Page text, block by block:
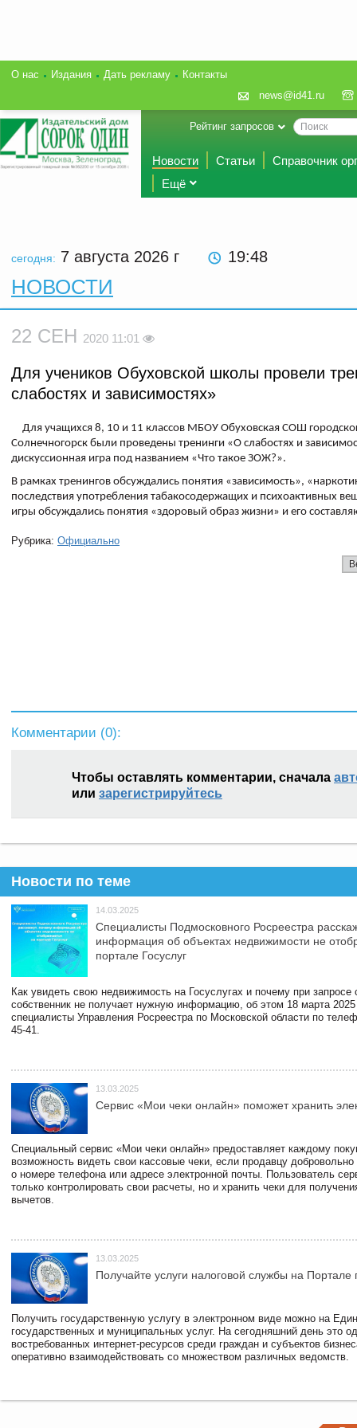
О нас Издания Дать рекламу
Контакты
news@id41.ru
Рейтинг запросов
Новости Статьи
Справочник
Ещё
сегодня: 7 августа 2026 г 19:48
НОВОСТИ
22 СЕН 2020 11:01
Для учеников Обуховской школы провели
слабостях и зависимостях»
Для учащихся 8, 10 и 11 классов МБОУ Обуховская СОШ
Солнечногорск были проведены тренинги «О слабостях и
дискуссионная игра под названием «Что такое ЗОЖ?».
В рамках тренингов обсуждались понятия «зависимость»,
последствия употребления табакосодержащих и психоактивных
игры обсуждались понятия «здоровый образ жизни» и его
Рубрика: Официально
Комментарии (0):
Чтобы оставлять комментарии, сначала
или зарегистрируйтесь
Новости по теме
14.03.2025
Специалисты Подмосковного Росреестра
информация об объектах недвижимости не
портале Госуслуг
Как увидеть свою недвижимость на Госуслугах и почему при запросе
собственник не получает нужную информацию, об этом 18 марта 2025
специалисты Управления Росреестра по Московской области по
45-41.
13.03.2025
Сервис «Мои чеки онлайн» поможет хранить
Специальный сервис «Мои чеки онлайн» предоставляет каждому
возможность видеть свои кассовые чеки, если продавцу
о номере телефона или адресе электронной почты. Пользователь
только контролировать свои расчеты, но и хранить чеки для
вычетов.
13.03.2025
Получайте услуги налоговой службы на Портале
Получить государственную услугу в электронном виде можно на
государственных и муниципальных услуг. На сегодняшний день это
востребованных интернет-ресурсов среди граждан и субъектов
оперативно взаимодействовать со множеством различных ведомств.